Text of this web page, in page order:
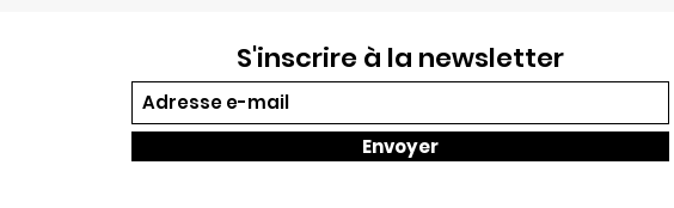
S'inscrire à la newsletter
Envoyer